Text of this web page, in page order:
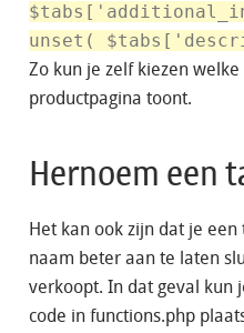
unset(
Zo kun je zelf kiezen
productpagina toont.
Hernoem een
Het kan ook zijn dat je
naam beter aan te laten
verkoopt. In dat geval kun
code in functions.php